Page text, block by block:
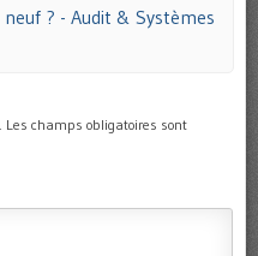
? - Audit & Systèmes
Les champs obligatoires sont